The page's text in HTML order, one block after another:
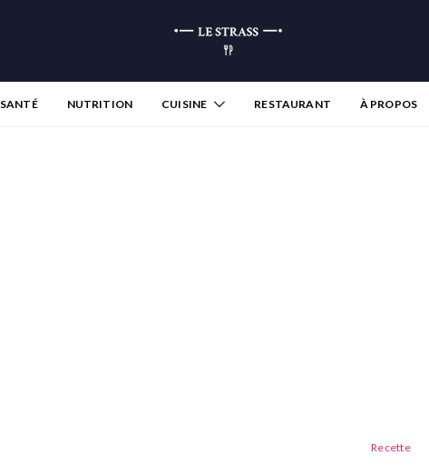
SANTÉ NUTRITION CUISINE RESTAURANT À PROPOS
Recette